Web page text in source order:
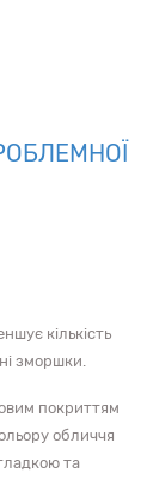
кількість
зморшки.
покриттям
обличчя
та